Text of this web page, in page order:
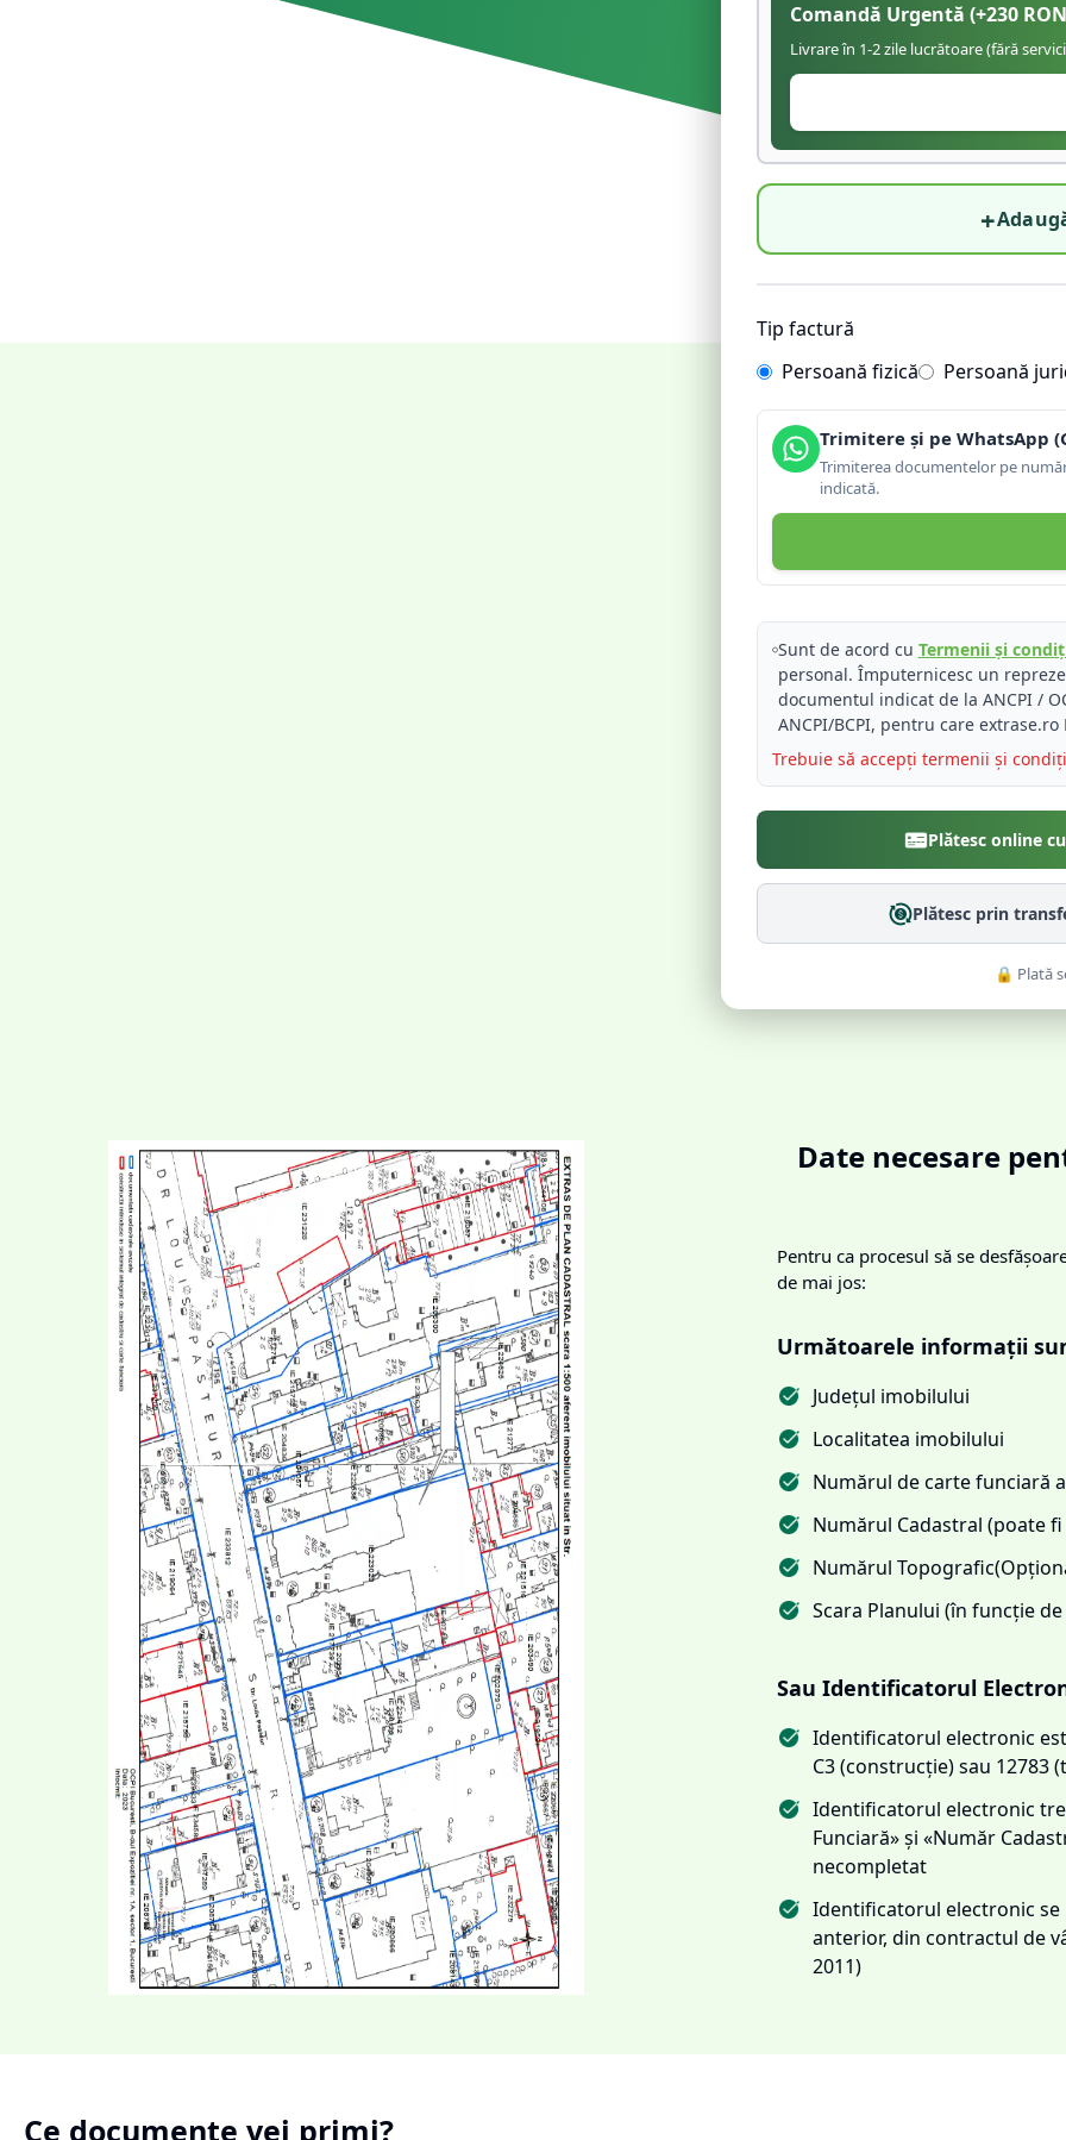
Comandă Urgentă (+230
Livrare în 1-2 zile lucrătoare (fără
+
Tip factură
Persoană fizică
Persoană
Trimitere și pe WhatsApp
Trimiterea documentelor pe
indicată.
Sunt de acord cu Termenii și
personal. Împuternicesc un
documentul indicat de la ANCPI /
ANCPI/BCPI, pentru care
Trebuie să accepți termenii și
Plătesc online
Plătesc prin
🔒 Plată
Date necesare
Pentru ca procesul să se
de mai jos:
Următoarele informații
Județul imobilului
Localitatea imobilului
Numărul de carte funciară
Numărul Cadastral (poate
Numărul
Scara Planului (în funcție
Sau Identificatorul
Identificatorul electronic
C3 (construcție) sau 12783
Identificatorul electronic
Funciară» și «Număr
necompletat
Identificatorul electronic
anterior, din contractul de
2011)
Ce documente vei primi?